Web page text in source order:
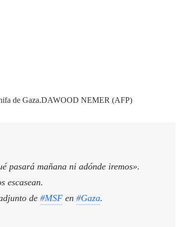
de Gaza.DAWOOD NEMER (AFP)
pasará mañana ni adónde iremos».
escasean.
de #MSF en #Gaza.